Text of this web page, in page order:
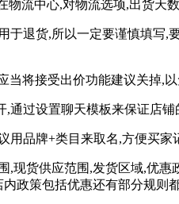
流中心,对物流选项,出货天数
于退货,所以一定要谨慎填写
当将接受出价功能建议关掉,
通过设置聊天模板来保证店
用品牌+类目来取名,方便买
,现货供应范围,发货区域,优
政策包括优惠还有部分规则